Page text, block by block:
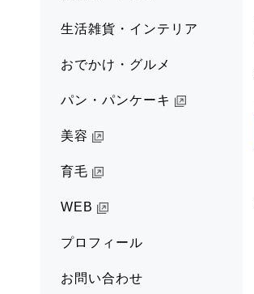
生活雑貨・インテリア
おでかけ・グルメ
パン・パンケーキ
美容
育毛
WEB
プロフィール
お問い合わせ